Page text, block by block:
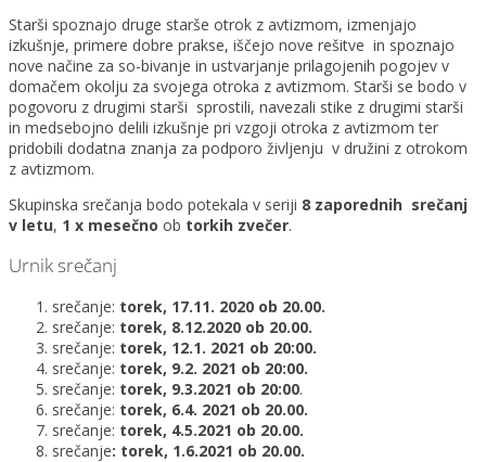
Starši spoznajo druge starše otrok z avtizmom, izmenjajo
izkušnje, primere dobre prakse, iščejo nove rešitve in spoznajo
nove načine za so-bivanje in ustvarjanje prilagojenih pogojev v
domačem okolju za svojega otroka z avtizmom. Starši se bodo v
pogovoru z drugimi starši sprostili, navezali stike z drugimi starši
in medsebojno delili izkušnje pri vzgoji otroka z avtizmom ter
pridobili dodatna znanja za podporo življenju v družini z otrokom
z avtizmom.
Skupinska srečanja bodo potekala v seriji 8 zaporednih srečanj
v letu, 1 x mesečno ob torkih zvečer.
Urnik srečanj
srečanje: torek, 17.11. 2020 ob 20.00.
srečanje: torek, 8.12.2020 ob 20.00.
srečanje: torek, 12.1. 2021 ob 20:00.
srečanje: torek, 9.2. 2021 ob 20:00.
srečanje: torek, 9.3.2021 ob 20:00.
srečanje: torek, 6.4. 2021 ob 20.00.
srečanje: torek, 4.5.2021 ob 20.00.
srečanje: torek, 1.6.2021 ob 20.00.